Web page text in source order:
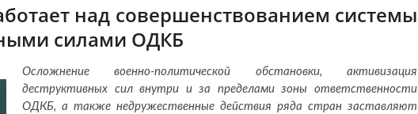
над совершенствованием системы
силами ОДКБ
Осложнение военно-политической обстановки, активизация
деструктивных сил внутри и за пределами зоны ответственности
ОДКБ, а также недружественные действия ряда стран заставляют